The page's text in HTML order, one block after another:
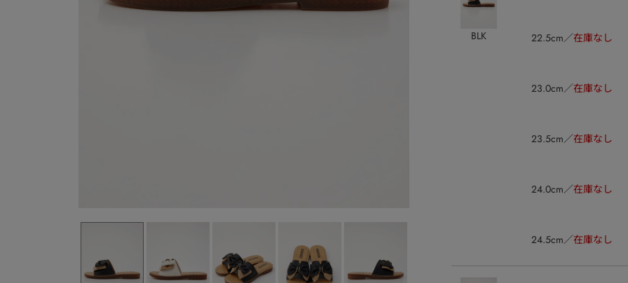
BLK 22.5cm 在庫なし
23.0cm 在庫なし
23.5cm 在庫なし
24.0cm 在庫なし
24.5cm 在庫なし